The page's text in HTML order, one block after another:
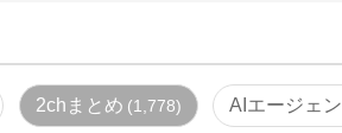
2chまとめ 1,778 AIエージェ